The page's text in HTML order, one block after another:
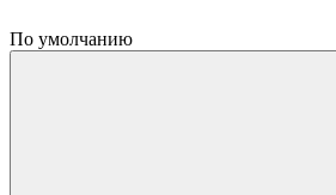
По умолчанию